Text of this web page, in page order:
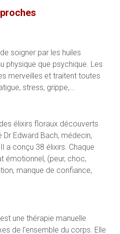
soigner par les huiles
physique que psychique. Les
merveilles et traitent toutes
stress, grippe,...
élixirs floraux découverts
Edward Bach, médecin,
a conçu 38 élixirs. Chaque
émotionnel, (peur, choc,
manque de confiance,
une thérapie manuelle
de l'ensemble du corps. Elle